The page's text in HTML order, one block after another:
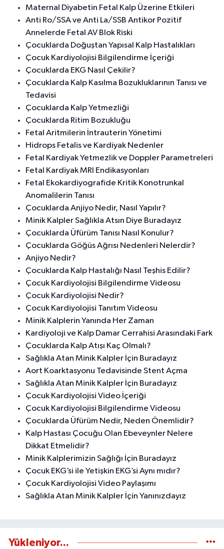
Maternal Diyabetin Fetal Kalp Üzerine Etkileri
Anti Ro/SSA ve Anti La/SSB Antikor Pozitif
Annelerde Fetal AV Blok Riski
Çocuklarda Doğuştan Yapısal Kalp Hastalıkları
Çocuk Kardiyolojisi Bilgilendirme İçeriği
Çocuklarda EKG Nasıl Çekilir?
Çocuklarda Kalp Kasılma Bozukluklarının Tanısı ve
Tedavisi
Çocuklarda Kalp Yetmezliği
Çocuklarda Ritim Bozukluğu
Fetal Aritmilerin İntrauterin Yönetimi
Hidrops Fetalis ve Kardiyak Nedenler
Fetal Kardiyak Yetmezlik ve Doppler Parametreleri
Fetal Kardiyak MRI Endikasyonları
Fetal Ekokardiyografide Kritik Konotrunkal
Anomalilerin Tanısı
Çocuklarda Anjiyo Nedir, Nasıl Yapılır?
Minik Kalpler Sağlıkla Atsın Diye Buradayız
Çocuklarda Üfürüm Tanısı Nasıl Konulur?
Çocuklarda Göğüs Ağrısı Nedenleri Nelerdir?
Anjiyo Nedir?
Çocuklarda Kalp Hastalığı Nasıl Teşhis Edilir?
Çocuk Kardiyolojisi Bilgilendirme Videosu
Çocuk Kardiyolojisi Nedir?
Çocuk Kardiyolojisi Tanıtım Videosu
Minik Kalplerin Yanında Her Zaman
Kardiyoloji ve Kalp Damar Cerrahisi Arasındaki Fark
Çocuklarda Kalp Atışı Kaç Olmalı?
Sağlıkla Atan Minik Kalpler İçin Buradayız
Aort Koarktasyonu Tedavisinde Stent Açma
Sağlıkla Atan Minik Kalpler İçin Buradayız
Çocuk Kardiyolojisi Video İçeriği
Çocuk Kardiyolojisi Bilgilendirme Videosu
Çocuklarda Üfürüm Nedir, Neden Önemlidir?
Kalp Hastası Çocuğu Olan Ebeveynler Nelere
Dikkat Etmelidir?
Minik Kalplerimizin Sağlığı İçin Buradayız
Çocuk EKG’si ile Yetişkin EKG’si Aynı mıdır?
Çocuk Kardiyolojisi Video Paylaşımı
Sağlıkla Atan Minik Kalpler İçin Yanınızdayız
Yükleniyor...